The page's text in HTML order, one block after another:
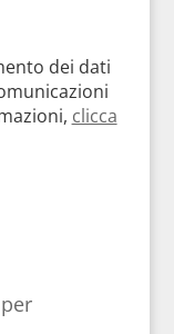
dei dati
clicca